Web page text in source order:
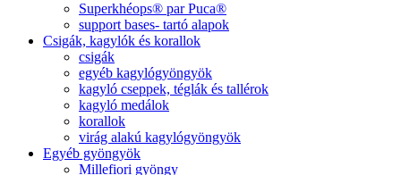
Superkhéops® par Puca®
support bases- tartó alapok
Csigák, kagylók és korallok
csigák
egyéb kagylógyöngyök
kagyló cseppek, téglák és tallérok
kagyló medálok
korallok
virág alakú kagylógyöngyök
Egyéb gyöngyök
Millefiori gyöngy